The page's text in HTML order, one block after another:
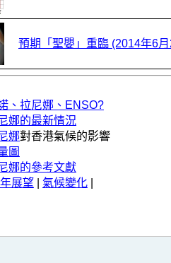
預期「聖嬰」重臨 (2014年6
、拉尼娜、ENSO?
娜的最新情況
娜對香港氣候的影響
圖
娜的參考文獻
展望 氣候變化